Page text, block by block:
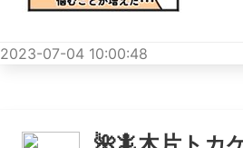
2023-07-04 10:00:48